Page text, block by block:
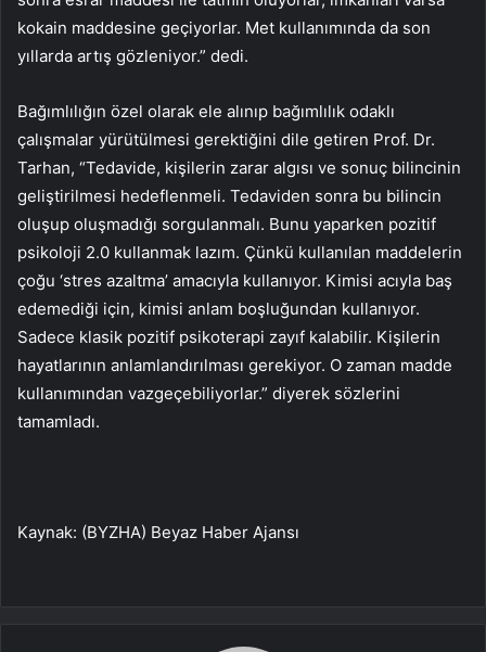
kokain maddesine geçiyorlar. Met kullanımında da son
yıllarda artış gözleniyor.” dedi.
Bağımlılığın özel olarak ele alınıp bağımlılık odaklı
çalışmalar yürütülmesi gerektiğini dile getiren Prof. Dr.
Tarhan, “Tedavide, kişilerin zarar algısı ve sonuç bilincinin
geliştirilmesi hedeflenmeli. Tedaviden sonra bu bilincin
oluşup oluşmadığı sorgulanmalı. Bunu yaparken pozitif
psikoloji 2.0 kullanmak lazım. Çünkü kullanılan maddelerin
çoğu ‘stres azaltma’ amacıyla kullanıyor. Kimisi acıyla baş
edemediği için, kimisi anlam boşluğundan kullanıyor.
Sadece klasik pozitif psikoterapi zayıf kalabilir. Kişilerin
hayatlarının anlamlandırılması gerekiyor. O zaman madde
kullanımından vazgeçebiliyorlar.” diyerek sözlerini
tamamladı.
Kaynak: (BYZHA) Beyaz Haber Ajansı